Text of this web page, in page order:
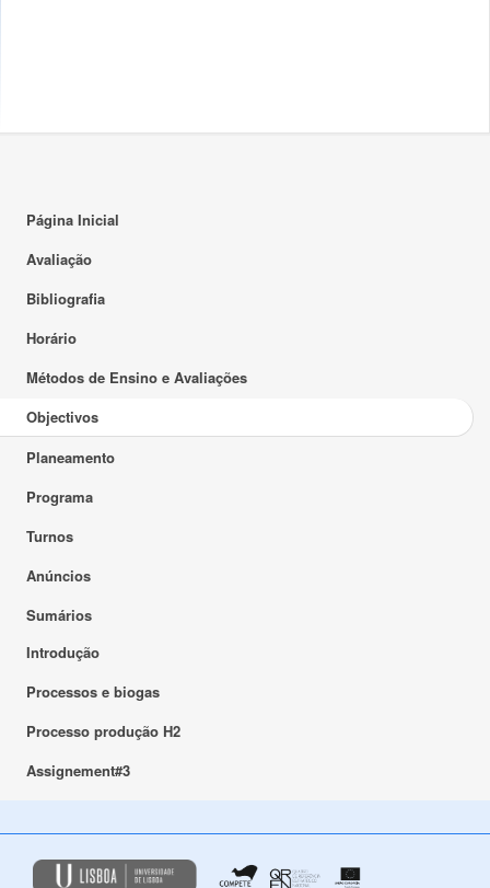
Página Inicial
Avaliação
Bibliografia
Horário
Métodos de Ensino e Avaliações
Objectivos
Planeamento
Programa
Turnos
Anúncios
Sumários
Introdução
Processos e biogas
Processo produção H2
Assignement#3